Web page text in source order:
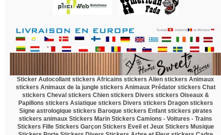
Sticker Autocollant stickers Africains stickers Alien stickers Animaux
stickers Animaux de la jungle stickers Animaux Prédator stickers Chat
stickers Cheval stickers Chien stickers Divers stickers Oiseaux &
Papillons stickers Asiatique stickers Divers stickers Dragon stickers
Signe astrologique stickers Baroque stickers Enfant stickers pirates
stickers animaux Stickers Marin Stickers Camions - Voitures - Trains
Stickers Fille Stickers Garçon Stickers Eveil et Jeux Stickers Musique